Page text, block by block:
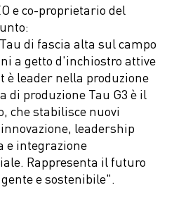
e co-proprietario del
di fascia alta sul campo
a getto d'inchiostro attive
leader nella produzione
produzione Tau G3 è il
che stabilisce nuovi
leadership
e integrazione
Rappresenta il futuro
e sostenibile".